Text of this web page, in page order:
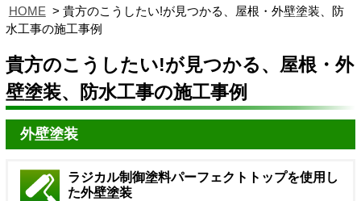
HOME
貴方のこうしたい!が見つかる、屋根・外壁塗装、防
水工事の施工事例
貴方のこうしたい!が見つかる、屋根・外
壁塗装、防水工事の施工事例
外壁塗装
ラジカル制御塗料パーフェクトトップを使用し
た外壁塗装